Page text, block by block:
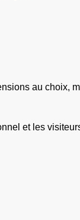
au choix,
et les